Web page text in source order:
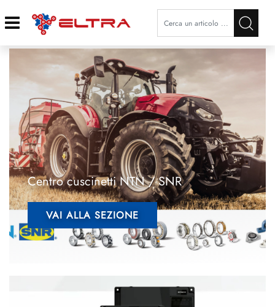
Open
Centro cuscinetti NTN / SNR
VAI ALLA SEZIONE